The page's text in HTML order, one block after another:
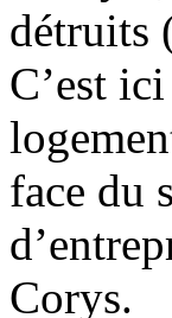
détruits
C’est
face du
Corys.